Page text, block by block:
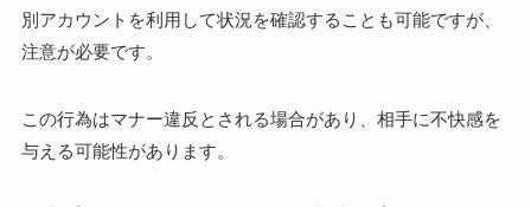
別アカウントを利用して状況を確認することも可能ですが、
注意が必要です。
この行為はマナー違反とされる場合があり、相手に不快感を
与える可能性があります。